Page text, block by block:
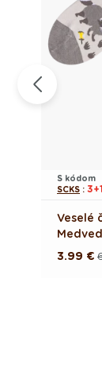
S kódom
SCKS:
Veselé
3.99 €